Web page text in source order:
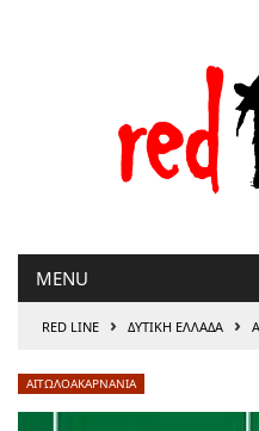
MENU
RED LINE › ΔΥΤΙΚΗ ΕΛΛΑΔΑ ›
ΑΙΤΩΛΟΑΚΑΡΝΑΝΊΑ